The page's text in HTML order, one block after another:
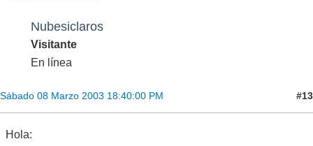
Nubesiclaros
Visitante
En línea
Sábado 08 Marzo 2003 18:40:00 PM #13
Hola: